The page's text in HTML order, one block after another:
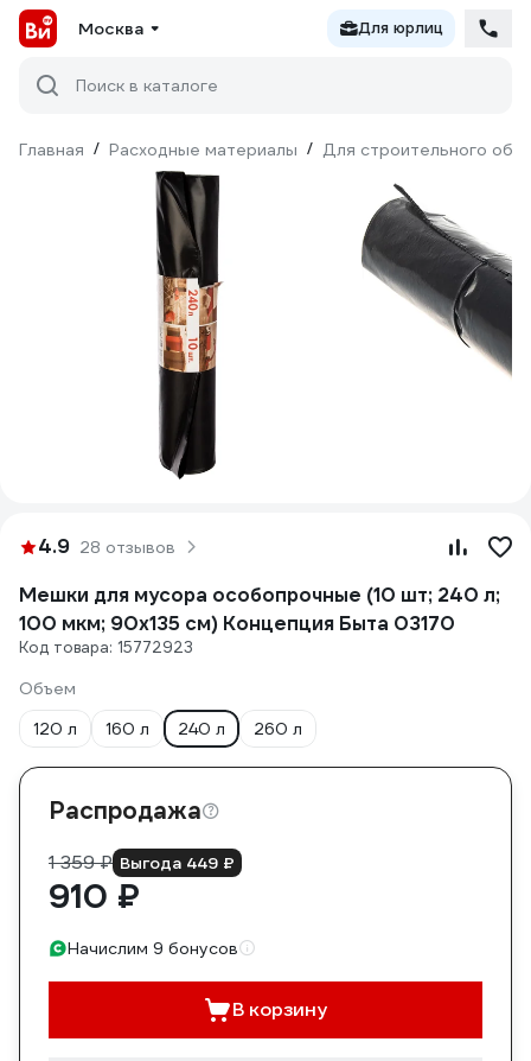
Москва Для юрлиц
Поиск в каталоге
Главная / Расходные материалы / Для строительного
4.9 28 отзывов
Мешки для мусора особопрочные (10 шт; 240 л;
100 мкм; 90х135 см) Концепция Быта 03170
Код товара: 15772923
Объем
120 л
160 л 240 л 260 л
Распродажа
1 359 ₽ Выгода 449 ₽
910 ₽
Начислим 9 бонусов
В корзину